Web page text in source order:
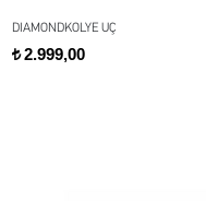
DIAMONDKOLYE UÇ
t2.999,00